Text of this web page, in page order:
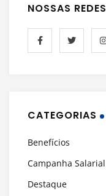
NOSSAS REDES
CATEGORIAS
Benefícios
Campanha Salarial
Destaque